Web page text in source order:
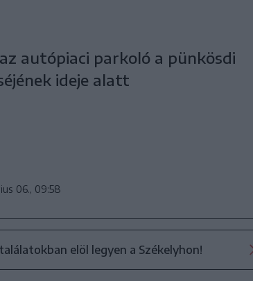
autópiaci parkoló a pünkösdi
ideje alatt
06., 09:58
elöl legyen a Székelyhon!